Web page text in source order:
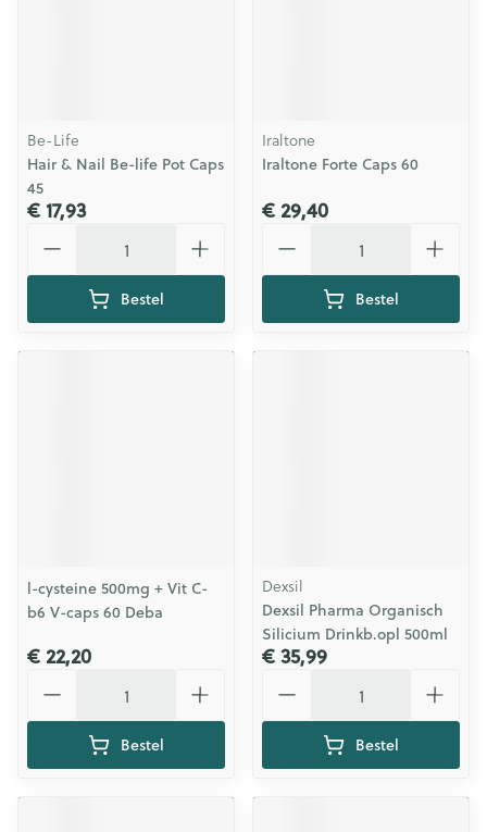
Be-Life
Hair & Nail Be-life Pot Caps
45
€ 17,93
Bestel
Iraltone
Iraltone Forte Caps 60
€ 29,40
Bestel
l-cysteine 500mg + Vit C-
b6 V-caps 60 Deba
€ 22,20
Bestel
Dexsil
Dexsil Pharma Organisch
Silicium Drinkb.opl 500ml
€ 35,99
Bestel